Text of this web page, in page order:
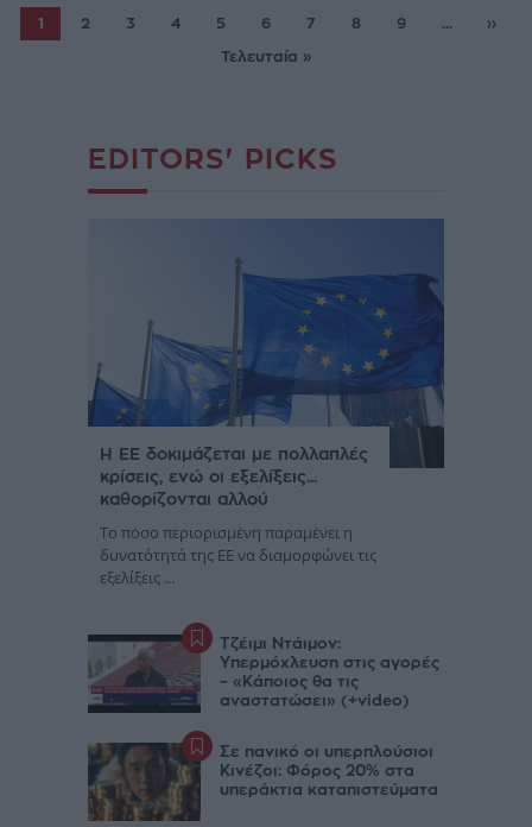
1 2 3 4 5 6 7 8 9 ... ››
Τελευταία »
EDITORS' PICKS
Η ΕΕ δοκιμάζεται με πολλαπλές
κρίσεις, ενώ οι εξελίξεις...
καθορίζονται αλλού
Το πόσο περιορισμένη παραμένει η
δυνατότητά της ΕΕ να διαμορφώνει τις
εξελίξεις ...
Τζέιμι Ντάιμον:
Υπερμόχλευση στις αγορές
– «Κάποιος θα τις
αναστατώσει» (+video)
Σε πανικό οι υπερπλούσιοι
Κινέζοι: Φόρος 20% στα
υπεράκτια καταπιστεύματα